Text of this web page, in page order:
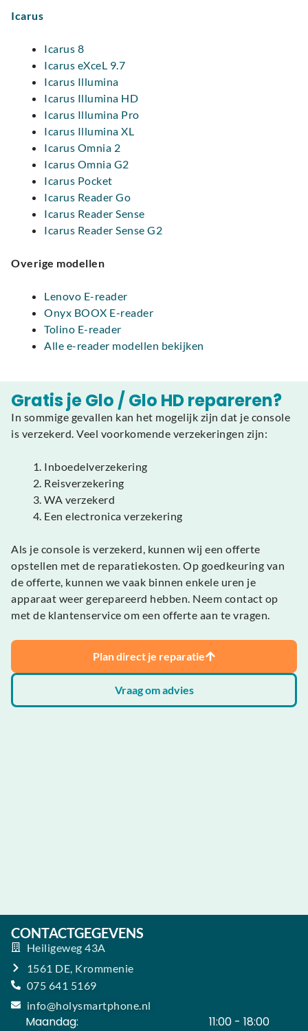
Icarus
Icarus 8
Icarus eXceL 9.7
Icarus Illumina
Icarus Illumina HD
Icarus Illumina Pro
Icarus Illumina XL
Icarus Omnia 2
Icarus Omnia G2
Icarus Pocket
Icarus Reader Go
Icarus Reader Sense
Icarus Reader Sense G2
Overige modellen
Lenovo E-reader
Onyx BOOX E-reader
Tolino E-reader
Alle e-reader modellen bekijken
Gratis je Glo / Glo HD repareren?
In sommige gevallen kan het mogelijk zijn dat je console
is verzekerd. Veel voorkomende verzekeringen zijn:
Inboedelverzekering
Reisverzekering
WA verzekerd
Een electronica verzekering
Als je console is verzekerd, kunnen wij een offerte
opstellen met de reparatiekosten. Op goedkeuring van
de offerte, kunnen we vaak binnen enkele uren je
apparaat weer gerepareerd hebben. Neem contact op
met de klantenservice om een offerte aan te vragen.
Plan direct je reparatie
Vraag om advies
CONTACTGEGEVENS
Heiligeweg 43A
1561 DE, Krommenie
075 641 5169
info@holysmartphone.nl
Maandag: 11:00 - 18:00